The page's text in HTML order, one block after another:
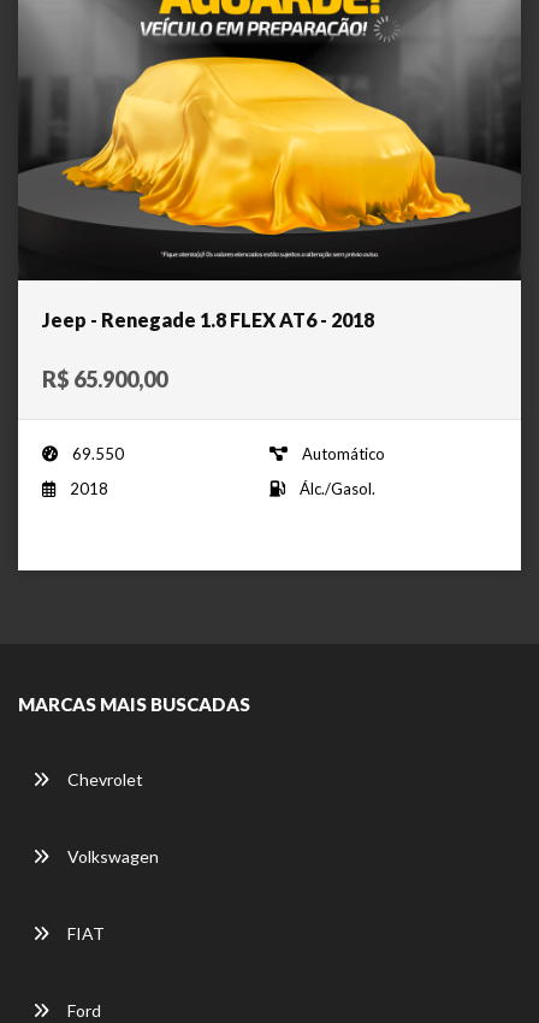
Jeep - Renegade 1.8 FLEX AT6 - 2018
R$ 65.900,00
69.550
Automático
2018
Álc./Gasol.
MARCAS MAIS BUSCADAS
Chevrolet
Volkswagen
FIAT
Ford